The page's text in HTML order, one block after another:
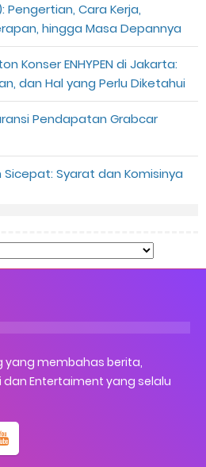
Cara Kerja,
hingga Masa Depannya
Konser ENHYPEN di Jakarta:
dan Hal yang Perlu Diketahui
Pendapatan Grabcar
Syarat dan Komisinya
yang membahas berita,
dan Entertaiment yang selalu